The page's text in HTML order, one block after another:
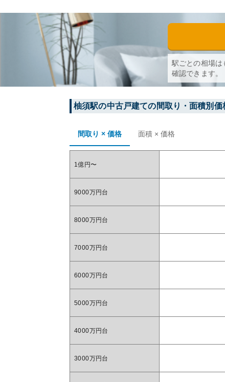
駅ごとの相場は
確認できます。
柚須駅の中古戸建ての間取り・面積別価
間取り × 価格 面積 × 価格
1億円〜
9000万円台
8000万円台
7000万円台
6000万円台
5000万円台
4000万円台
3000万円台